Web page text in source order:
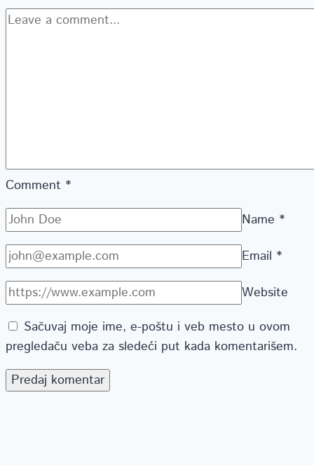
Comment *
Name *
Email *
Website
Sačuvaj moje ime, e-poštu i veb mesto u ovom
pregledaču veba za sledeći put kada komentarišem.